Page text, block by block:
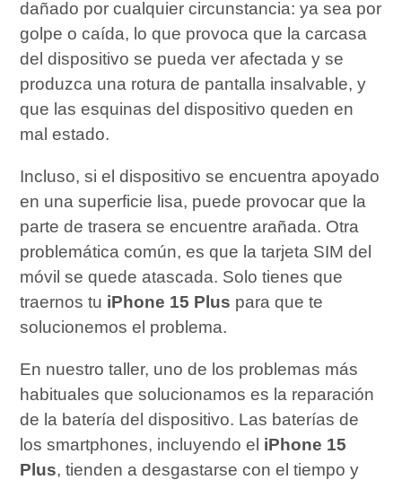
dañado por cualquier circunstancia: ya sea por
golpe o caída, lo que provoca que la carcasa
del dispositivo se pueda ver afectada y se
produzca una rotura de pantalla insalvable, y
que las esquinas del dispositivo queden en
mal estado.
Incluso, si el dispositivo se encuentra apoyado
en una superficie lisa, puede provocar que la
parte de trasera se encuentre arañada. Otra
problemática común, es que la tarjeta SIM del
móvil se quede atascada. Solo tienes que
traernos tu iPhone 15 Plus para que te
solucionemos el problema.
En nuestro taller, uno de los problemas más
habituales que solucionamos es la reparación
de la batería del dispositivo. Las baterías de
los smartphones, incluyendo el iPhone 15
Plus, tienden a desgastarse con el tiempo y